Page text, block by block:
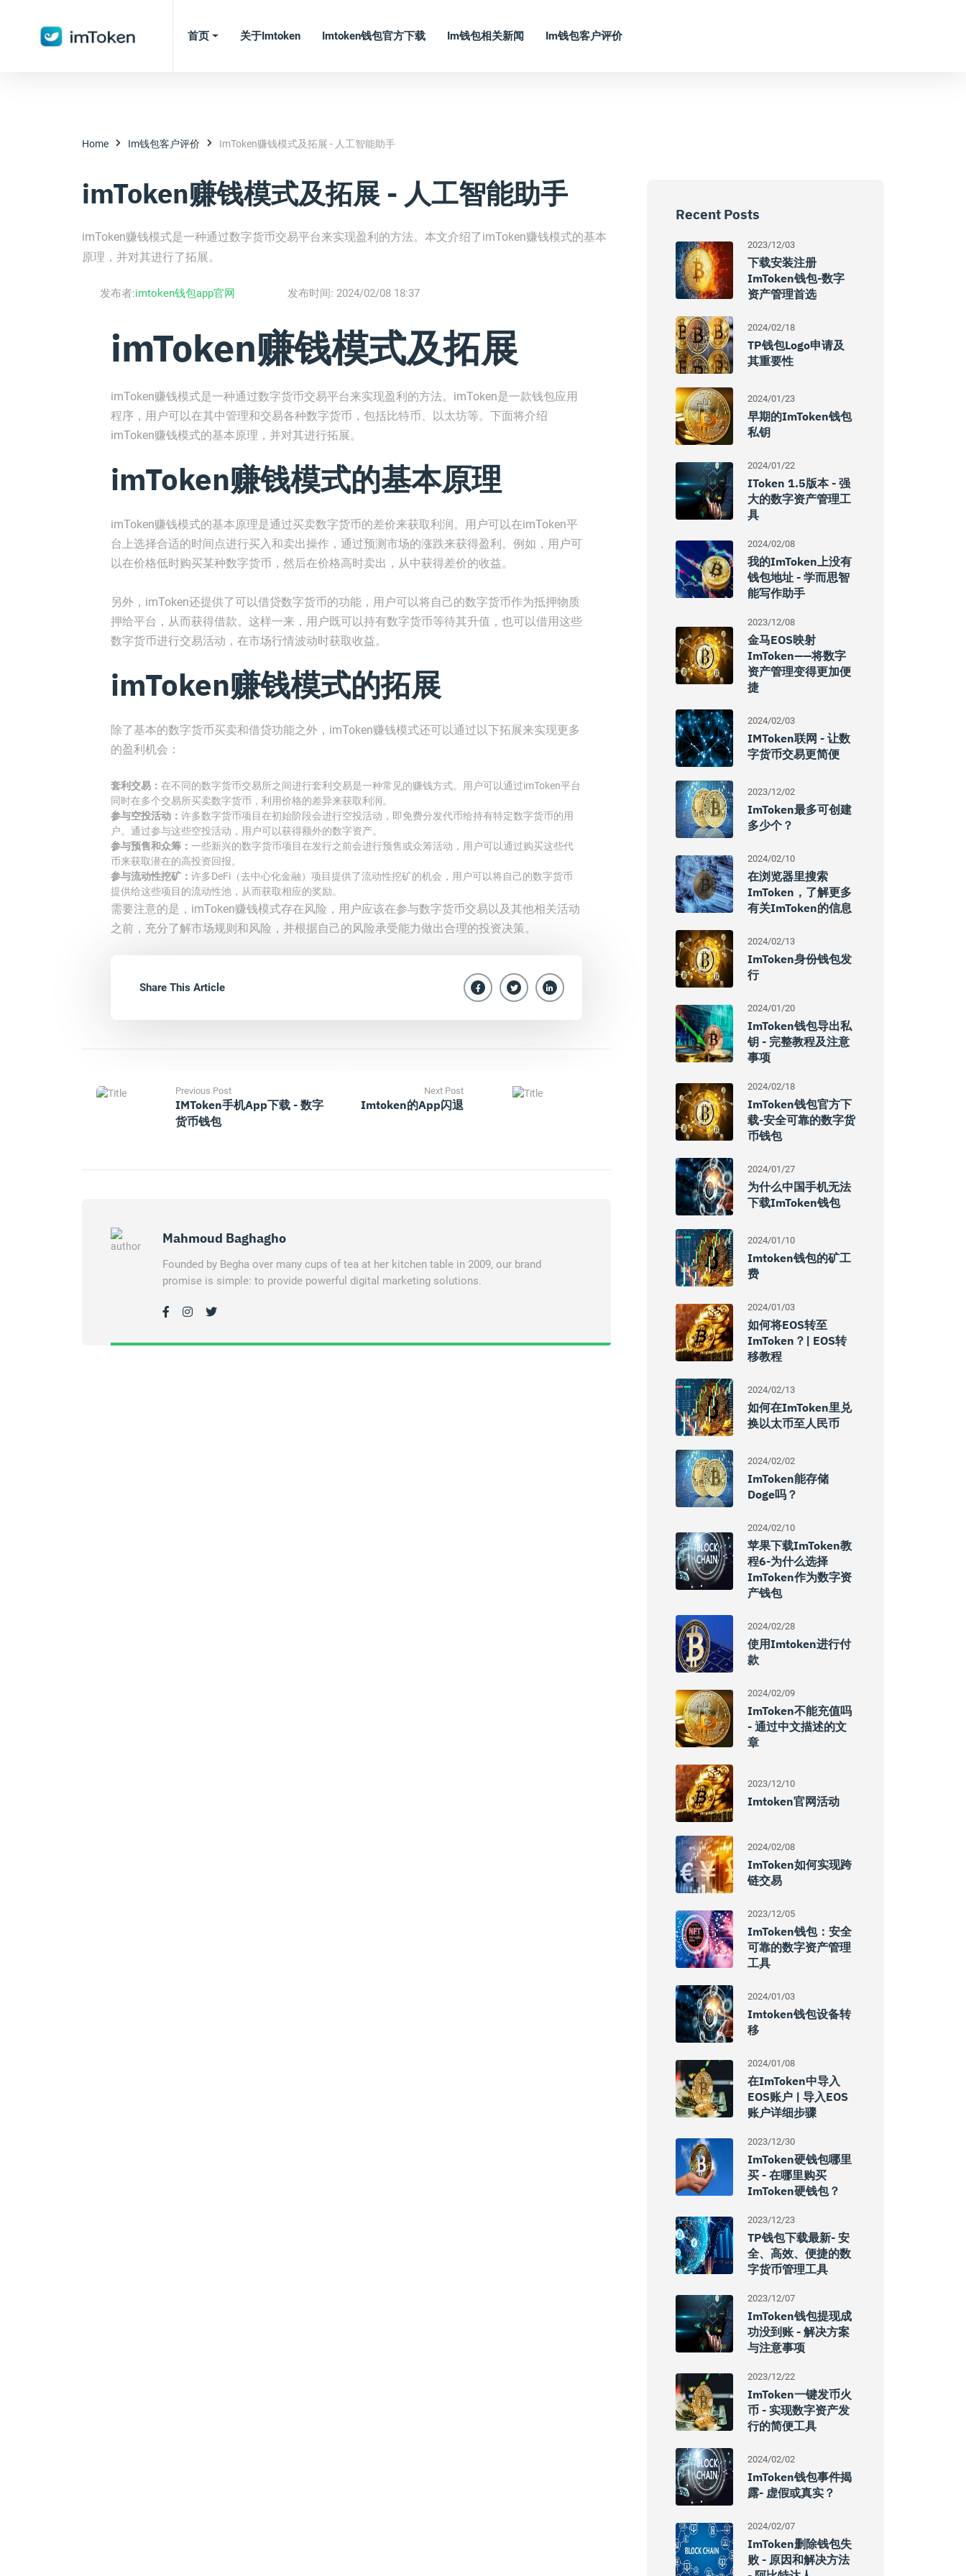
首页 关于imtoken Imtoken钱包官方下载 Im钱包相关新闻 Im钱包客户评价
Home Im钱包客户评价 ImToken赚钱模式及拓展 - 人工智能助手
imToken赚钱模式及拓展 - 人工智能助手
imToken赚钱模式是一种通过数字货币交易平台来实现盈利的方法。本文介绍了imToken赚钱模式的基本
原理，并对其进行了拓展。
发布者:imtoken钱包app官网 发布时间: 2024/02/08 18:37
imToken赚钱模式及拓展
imToken赚钱模式是一种通过数字货币交易平台来实现盈利的方法。imToken是一款钱包应用
程序，用户可以在其中管理和交易各种数字货币，包括比特币、以太坊等。下面将介绍
imToken赚钱模式的基本原理，并对其进行拓展。
imToken赚钱模式的基本原理
imToken赚钱模式的基本原理是通过买卖数字货币的差价来获取利润。用户可以在imToken平
台上选择合适的时间点进行买入和卖出操作，通过预测市场的涨跌来获得盈利。例如，用户可
以在价格低时购买某种数字货币，然后在价格高时卖出，从中获得差价的收益。
另外，imToken还提供了可以借贷数字货币的功能，用户可以将自己的数字货币作为抵押物质
押给平台，从而获得借款。这样一来，用户既可以持有数字货币等待其升值，也可以借用这些
数字货币进行交易活动，在市场行情波动时获取收益。
imToken赚钱模式的拓展
除了基本的数字货币买卖和借贷功能之外，imToken赚钱模式还可以通过以下拓展来实现更多
的盈利机会：
套利交易： 在不同的数字货币交易所之间进行套利交易是一种常见的赚钱方式。用户可以通过imToken平台
同时在多个交易所买卖数字货币，利用价格的差异来获取利润。
参与空投活动： 许多数字货币项目在初始阶段会进行空投活动，即免费分发代币给持有特定数字货币的用
户。通过参与这些空投活动，用户可以获得额外的数字资产。
参与预售和众筹： 一些新兴的数字货币项目在发行之前会进行预售或众筹活动，用户可以通过购买这些代
币来获取潜在的高投资回报。
参与流动性挖矿： 许多DeFi（去中心化金融）项目提供了流动性挖矿的机会，用户可以将自己的数字货币
提供给这些项目的流动性池，从而获取相应的奖励。
需要注意的是，imToken赚钱模式存在风险，用户应该在参与数字货币交易以及其他相关活动
之前，充分了解市场规则和风险，并根据自己的风险承受能力做出合理的投资决策。
Share This Article
Previous Post
IMToken手机App下载 - 数字
货币钱包
Next Post
Imtoken的app闪退
Mahmoud Baghagho
Founded by Begha over many cups of tea at her kitchen table in 2009, our brand
promise is simple: to provide powerful digital marketing solutions.
Recent Posts
2023/12/03
下载安装注册
ImToken钱包-数字
资产管理首选
2024/02/18
TP钱包logo申请及
其重要性
2024/01/23
早期的imToken钱包
私钥
2024/01/22
IToken 1.5版本 - 强
大的数字资产管理工
具
2024/02/08
我的imToken上没有
钱包地址 - 学而思智
能写作助手
2023/12/08
金马EOS映射
ImToken——将数字
资产管理变得更加便
捷
2024/02/03
IMToken联网 - 让数
字货币交易更简便
2023/12/02
ImToken最多可创建
多少个？
2024/02/10
在浏览器里搜索
ImToken，了解更多
有关imToken的信息
2024/02/13
ImToken身份钱包发
行
2024/01/20
ImToken钱包导出私
钥 - 完整教程及注意
事项
2024/02/18
ImToken钱包官方下
载-安全可靠的数字货
币钱包
2024/01/27
为什么中国手机无法
下载imToken钱包
2024/01/10
Imtoken钱包的矿工
费
2024/01/03
如何将EOS转至
ImToken？| EOS转
移教程
2024/02/13
如何在imToken里兑
换以太币至人民币
2024/02/02
ImToken能存储
Doge吗？
2024/02/10
苹果下载imToken教
程6-为什么选择
ImToken作为数字资
产钱包
2024/02/28
使用imtoken进行付
款
2024/02/09
ImToken不能充值吗
- 通过中文描述的文
章
2023/12/10
Imtoken官网活动
2024/02/08
ImToken如何实现跨
链交易
2023/12/05
ImToken钱包：安全
可靠的数字资产管理
工具
2024/01/03
Imtoken钱包设备转
移
2024/01/08
在imToken中导入
EOS账户 | 导入EOS
账户详细步骤
2023/12/30
ImToken硬钱包哪里
买 - 在哪里购买
ImToken硬钱包？
2023/12/23
TP钱包下载最新- 安
全、高效、便捷的数
字货币管理工具
2023/12/07
ImToken钱包提现成
功没到账 - 解决方案
与注意事项
2023/12/22
ImToken一键发币火
币 - 实现数字资产发
行的简便工具
2024/02/02
ImToken钱包事件揭
露- 虚假或真实？
2024/02/07
ImToken删除钱包失
败 - 原因和解决方法